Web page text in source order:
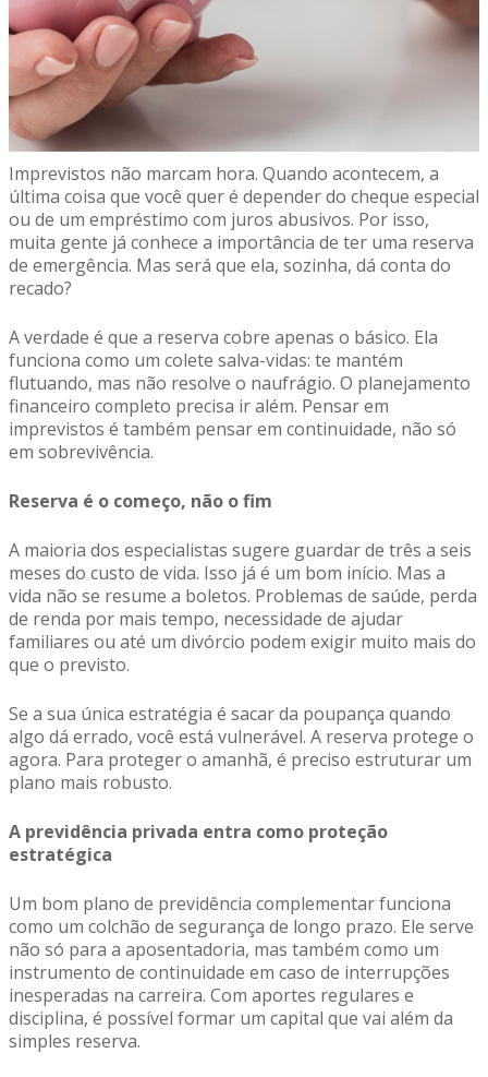
Imprevistos não marcam hora. Quando acontecem, a
última coisa que você quer é depender do cheque especial
ou de um empréstimo com juros abusivos. Por isso,
muita gente já conhece a importância de ter uma reserva
de emergência. Mas será que ela, sozinha, dá conta do
recado?
A verdade é que a reserva cobre apenas o básico. Ela
funciona como um colete salva-vidas: te mantém
flutuando, mas não resolve o naufrágio. O planejamento
financeiro completo precisa ir além. Pensar em
imprevistos é também pensar em continuidade, não só
em sobrevivência.
Reserva é o começo, não o fim
A maioria dos especialistas sugere guardar de três a seis
meses do custo de vida. Isso já é um bom início. Mas a
vida não se resume a boletos. Problemas de saúde, perda
de renda por mais tempo, necessidade de ajudar
familiares ou até um divórcio podem exigir muito mais do
que o previsto.
Se a sua única estratégia é sacar da poupança quando
algo dá errado, você está vulnerável. A reserva protege o
agora. Para proteger o amanhã, é preciso estruturar um
plano mais robusto.
A previdência privada entra como proteção
estratégica
Um bom plano de previdência complementar funciona
como um colchão de segurança de longo prazo. Ele serve
não só para a aposentadoria, mas também como um
instrumento de continuidade em caso de interrupções
inesperadas na carreira. Com aportes regulares e
disciplina, é possível formar um capital que vai além da
simples reserva.